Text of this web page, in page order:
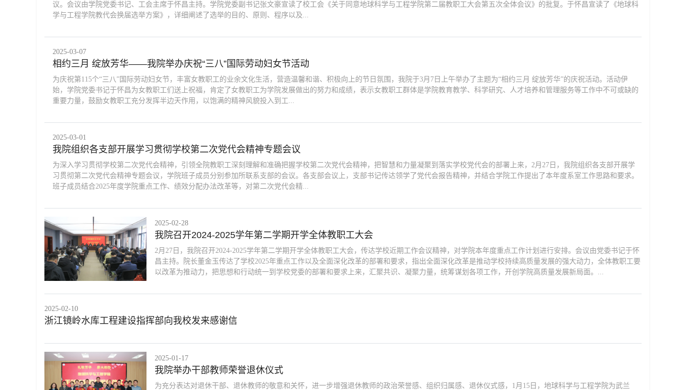
议。会议由学院党委书记、工会主席于怀昌主持。学院党委副书记张文豪宣读了校工会《关于同意地球科学与工程学院第二届教职工大会第五次全体会议》的批复。于怀昌宣读了《地球科
学与工程学院教代会换届选举方案》，详细阐述了选举的目的、原则、程序以及...
2025-03-07
相约三月 绽放芳华——我院举办庆祝“三八”国际劳动妇女节活动
为庆祝第115个“三八”国际劳动妇女节，丰富女教职工的业余文化生活，营造温馨和谐、积极向上的节日氛围，我院于3月7日上午举办了主题为“相约三月 绽放芳华”的庆祝活动。活动伊
始，学院党委书记于怀昌为女教职工们送上祝福，肯定了女教职工为学院发展做出的努力和成绩，表示女教职工群体是学院教育教学、科学研究、人才培养和管理服务等工作中不可或缺的
重要力量，鼓励女教职工充分发挥半边天作用，以饱满的精神风貌投入到工...
2025-03-01
我院组织各支部开展学习贯彻学校第二次党代会精神专题会议
为深入学习贯彻学校第二次党代会精神，引领全院教职工深刻理解和准确把握学校第二次党代会精神，把智慧和力量凝聚到落实学校党代会的部署上来，2月27日，我院组织各支部开展学
习贯彻第二次党代会精神专题会议，学院班子成员分别参加所联系支部的会议。各支部会议上，支部书记传达领学了党代会报告精神，并结合学院工作提出了本年度系室工作思路和要求。
班子成员结合2025年度学院重点工作、绩效分配办法改革等，对第二次党代会精...
2025-02-28
我院召开2024-2025学年第二学期开学全体教职工大会
2月27日，我院召开2024-2025学年第二学期开学全体教职工大会，传达学校近期工作会议精神，对学院本年度重点工作计划进行安排。会议由党委书记于怀
昌主持。院长董金玉传达了学校2025年重点工作以及全面深化改革的部署和要求，指出全面深化改革是推动学校持续高质量发展的强大动力，全体教职工要
以改革为推动力，把思想和行动统一到学校党委的部署和要求上来，汇聚共识、凝聚力量，统筹谋划各项工作，开创学院高质量发展新局面。...
2025-02-10
浙江镜岭水库工程建设指挥部向我校发来感谢信
2025-01-17
我院举办干部教师荣誉退休仪式
为充分表达对退休干部、退休教师的敬意和关怀，进一步增强退休教师的政治荣誉感、组织归属感、退休仪式感，1月15日，地球科学与工程学院为武兰